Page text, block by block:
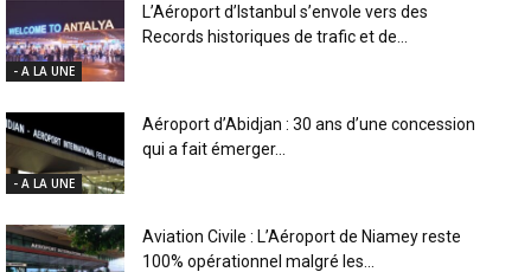
- A LA UNE
L’Aéroport d’Istanbul s’envole vers des
Records historiques de trafic et de...
- A LA UNE
Aéroport d’Abidjan : 30 ans d’une concession
qui a fait émerger...
Aviation Civile : L’Aéroport de Niamey reste
100% opérationnel malgré les...